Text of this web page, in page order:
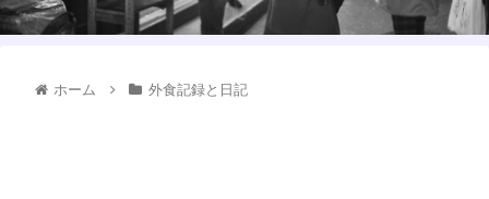
ホーム 外食記録と日記